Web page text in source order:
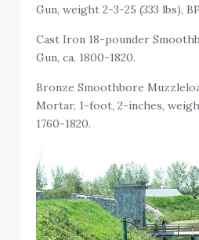
Gun, weight 2-3-25 (333 lbs),
Cast Iron 18-pounder
Gun, ca. 1800-1820.
Bronze Smoothbore
Mortar, 1-foot, 2-inches,
1760-1820.